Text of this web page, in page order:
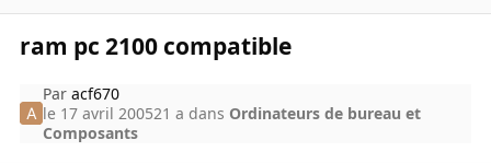
ram pc 2100 compatible
Paracf670
le 17 avril 200521 a dans Ordinateurs de bureau et
Composants